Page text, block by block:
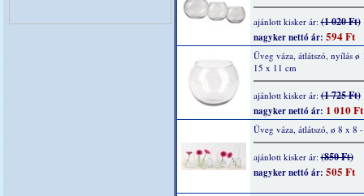
ajánlott kisker ár:(1 020 Ft)
nagyker nettó ár: 594 Ft
Üveg váza, átlátszó, nyílás ø
15 x 11 cm
ajánlott kisker ár:(1 725 Ft)
nagyker nettó ár: 1 010 Ft
Üveg váza, átlátszó, ø 8 x 8
ajánlott kisker ár:(850 Ft)
nagyker nettó ár: 505 Ft